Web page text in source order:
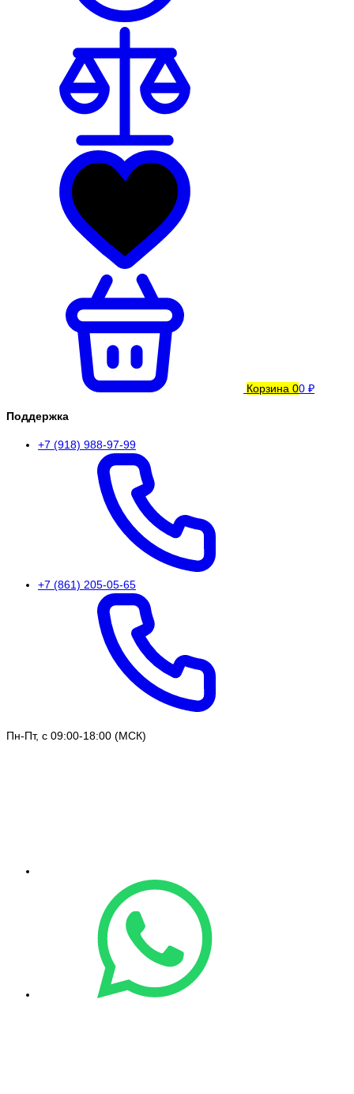
Корзина 00 ₽
Поддержка
+7 (918) 988-97-99
+7 (861) 205-05-65
Пн-Пт, с 09:00-18:00 (МСК)